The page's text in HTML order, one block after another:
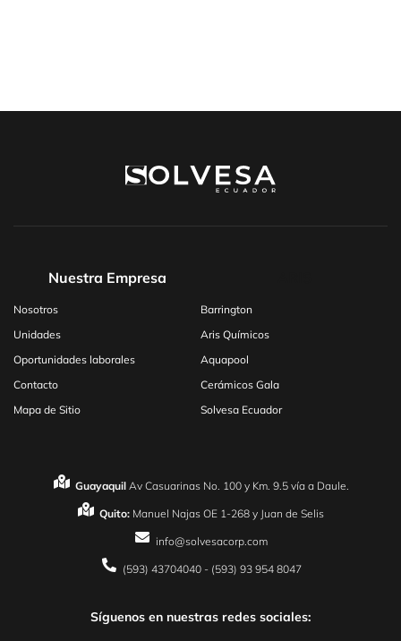
Guayaquil Av Casuarinas No. 100 y Km. 9.5 vía a Daule.
Quito: Manuel Najas OE 1-268 y Juan de Selis
info@solvesacorp.com
(593) 43704040 - (593) 93 954 8047
Nuestra Empresa
Nosotros
Unidades
Oportunidades laborales
Contacto
Mapa de Sitio
Barrington
Aris Químicos
Aquapool
Cerámicos Gala
Solvesa Ecuador
Síguenos en nuestras redes sociales: